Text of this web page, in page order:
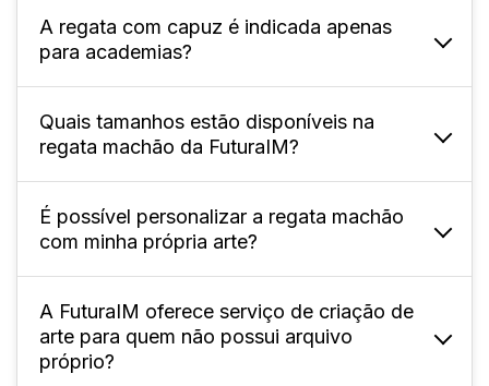
A FuturaIM oferece tamanhos adulto (P ao
XG) e infantil; confira especificamente na
página do produto.
A regata com capuz é indicada apenas
para academias?
Não, pode ser usada em colégios, eventos
esportivos, times, interclasses, festas e uso
casual.
Quais tamanhos estão disponíveis na
regata machão da FuturaIM?
Oferecemos tamanhos variados,
normalmente do P ao XL4, permitindo
pedidos que atendam diferentes perfis e
necessidades.
É possível personalizar a regata machão
com minha própria arte?
Sim! Você pode enviar seu arquivo
personalizado, seguindo as instruções de
sangria, corte e área de segurança do
A FuturaIM oferece serviço de criação de
arte para quem não possui arquivo
próprio?